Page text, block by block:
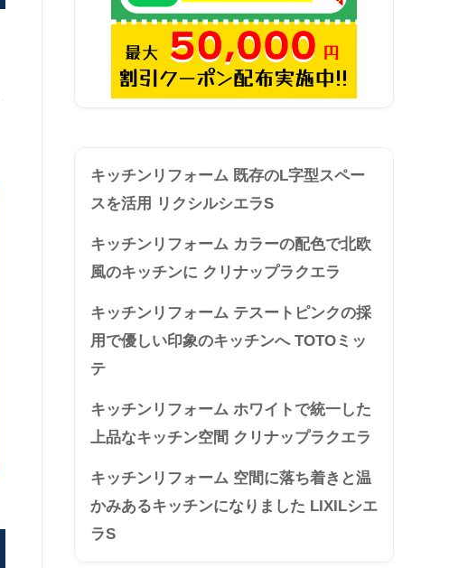
キッチンリフォーム 既存のL字型スペー
スを活用 リクシルシエラS
キッチンリフォーム カラーの配色で北欧
風のキッチンに クリナップラクエラ
キッチンリフォーム テスートピンクの採
用で優しい印象のキッチンへ TOTOミッ
テ
キッチンリフォーム ホワイトで統一した
上品なキッチン空間 クリナップラクエラ
キッチンリフォーム 空間に落ち着きと温
かみあるキッチンになりました LIXILシエ
ラS